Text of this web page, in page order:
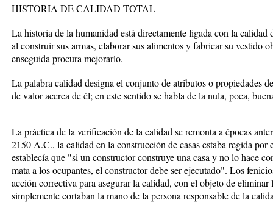
HISTORIA DE CALIDAD TOTAL
La historia de la humanidad está directamente ligada con la calidad
al construir sus armas, elaborar sus alimentos y fabricar su vestido
enseguida procura mejorarlo.
La palabra calidad designa el conjunto de atributos o propiedades
de valor acerca de él; en este sentido se habla de la nula, poca,
La práctica de la verificación de la calidad se remonta a épocas
2150 A.C., la calidad en la construcción de casas estaba regida
establecía que "si un constructor construye una casa y no lo hace
mata a los ocupantes, el constructor debe ser ejecutado". Los
acción correctiva para asegurar la calidad, con el objeto de
simplemente cortaban la mano de la persona responsable de la